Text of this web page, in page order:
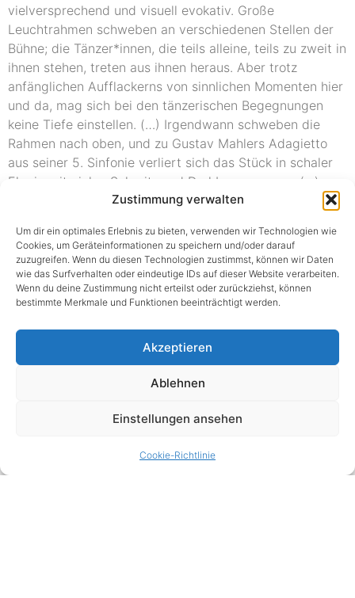
Zustimmung verwalten
Um dir ein optimales Erlebnis zu bieten, verwenden wir Technologien wie
Cookies, um Geräteinformationen zu speichern und/oder darauf
zuzugreifen. Wenn du diesen Technologien zustimmst, können wir Daten
wie das Surfverhalten oder eindeutige IDs auf dieser Website verarbeiten.
Wenn du deine Zustimmung nicht erteilst oder zurückziehst, können
bestimmte Merkmale und Funktionen beeinträchtigt werden.
Akzeptieren
Ablehnen
Einstellungen ansehen
Cookie-Richtlinie
vielversprechend und visuell evokativ. Große
Leuchtrahmen schweben an verschiedenen Stellen der
Bühne; die Tänzer*innen, die teils alleine, teils zu zweit in
ihnen stehen, treten aus ihnen heraus. Aber trotz
anfänglichen Aufflackerns von sinnlichen Momenten hier
und da, mag sich bei den tänzerischen Begegnungen
keine Tiefe einstellen. (…) Irgendwann schweben die
Rahmen nach oben, und zu Gustav Mahlers Adagietto
aus seiner 5. Sinfonie verliert sich das Stück in schaler
Elegie mit vielen Schreit- und Drehbewegungen. (…)
So ist im Emotionscocktail des Abends der Absacker
alkoholfrei, aber das macht nichts, denn der Schwips
von den ersten beiden hält noch an. Der Abend bleibt als
ein starker in Erinnerung, der vom Publikum im schönen
Berner Stadttheater höchst angetan aufgenommen
wurde.